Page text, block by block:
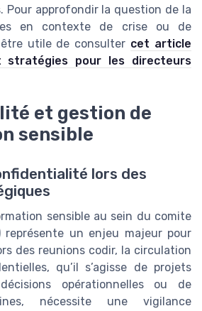
Pour approfondir la question de la
en contexte de crise ou de
utile de consulter cet article
stratégies pour les directeurs
et gestion de
sensible
lors des
sensible au sein du comite
représente un enjeu majeur pour
des reunions codir, la circulation
qu’il s’agisse de projets
opérationnelles ou de
nécessite une vigilance